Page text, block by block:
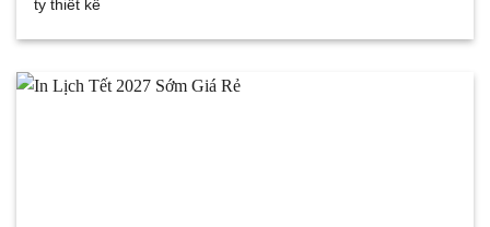
ty thiết kế